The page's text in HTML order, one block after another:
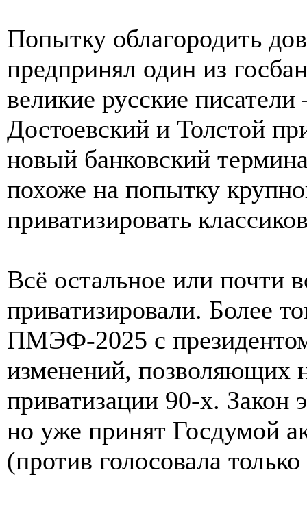
Попытку облагородить
предпринял один из
великие русские
Достоевский и Толстой
новый банковский
похоже на попытку
приватизировать
Всё остальное или почти
приватизировали. Более
ПМЭФ-2025 с
изменений, позволяющих
приватизации 90-х.
но уже принят Госдумой
(против голосовала